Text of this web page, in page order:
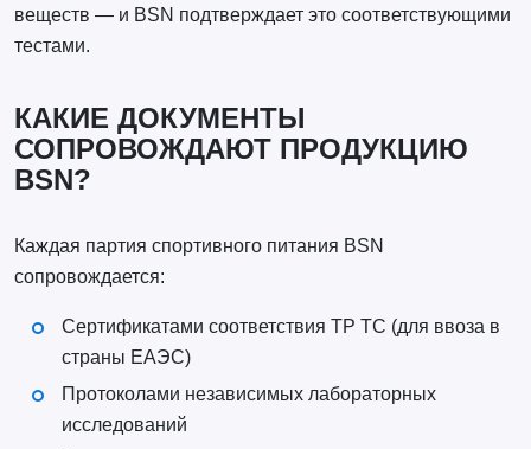
веществ — и BSN подтверждает это соответствующими
тестами.
КАКИЕ ДОКУМЕНТЫ
СОПРОВОЖДАЮТ ПРОДУКЦИЮ
BSN?
Каждая партия спортивного питания BSN
сопровождается:
Сертификатами соответствия ТР ТС (для ввоза в
страны ЕАЭС)
Протоколами независимых лабораторных
исследований